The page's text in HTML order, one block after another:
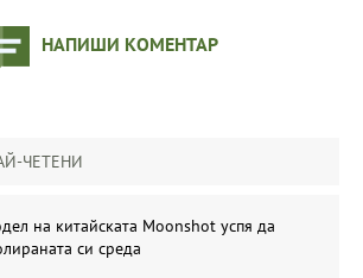
НАПИШИ КОМЕНТАР
ЧЕТЕНИ
на китайската Moonshot успя да
си среда